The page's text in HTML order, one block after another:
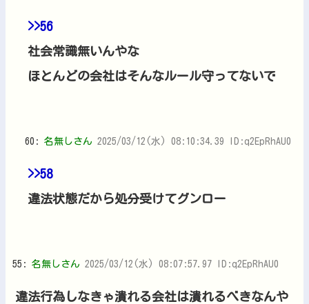
>>56
社会常識無いんやな
ほとんどの会社はそんなルール守ってないで
60: 名無しさん 2025/03/12(水) 08:10:34.39 ID:q2EpRhAU0
>>58
違法状態だから処分受けてグンロー
55: 名無しさん 2025/03/12(水) 08:07:57.97 ID:q2EpRhAU0
違法行為しなきゃ潰れる会社は潰れるべきなんや